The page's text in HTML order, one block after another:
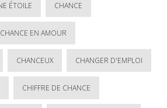
ÉTOILE CHANCE
CHANCE EN AMOUR
CHANCEUX CHANGER D'EMPLOI
CHIFFRE DE CHANCE